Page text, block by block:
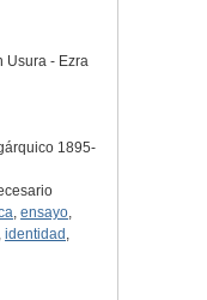
Usura - Ezra
1895-
,ensayo,
, identidad ,